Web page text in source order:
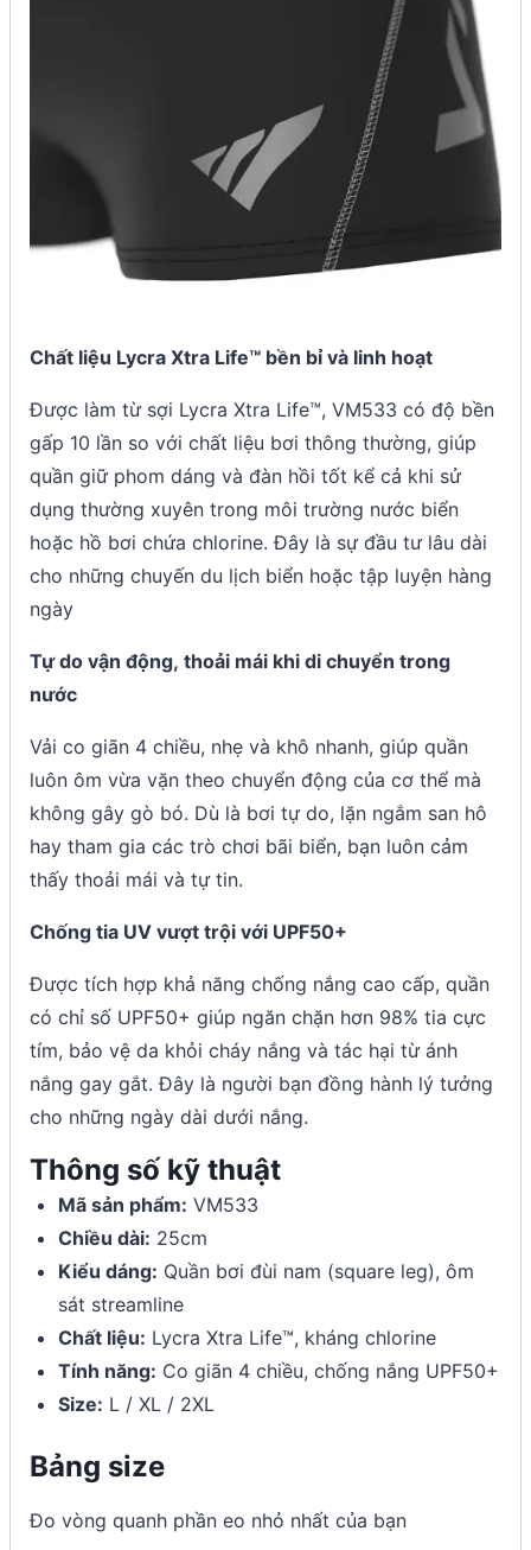
Chất liệu Lycra Xtra Life™ bền bỉ và linh hoạt
Được làm từ sợi Lycra Xtra Life™, VM533 có độ bền
gấp 10 lần so với chất liệu bơi thông thường, giúp
quần giữ phom dáng và đàn hồi tốt kể cả khi sử
dụng thường xuyên trong môi trường nước biển
hoặc hồ bơi chứa chlorine. Đây là sự đầu tư lâu dài
cho những chuyến du lịch biển hoặc tập luyện hàng
ngày
Tự do vận động, thoải mái khi di chuyển trong
nước
Vải co giãn 4 chiều, nhẹ và khô nhanh, giúp quần
luôn ôm vừa vặn theo chuyển động của cơ thể mà
không gây gò bó. Dù là bơi tự do, lặn ngắm san hô
hay tham gia các trò chơi bãi biển, bạn luôn cảm
thấy thoải mái và tự tin.
Chống tia UV vượt trội với UPF50+
Được tích hợp khả năng chống nắng cao cấp, quần
có chỉ số UPF50+ giúp ngăn chặn hơn 98% tia cực
tím, bảo vệ da khỏi cháy nắng và tác hại từ ánh
nắng gay gắt. Đây là người bạn đồng hành lý tưởng
cho những ngày dài dưới nắng.
Thông số kỹ thuật
Mã sản phẩm: VM533
Chiều dài: 25cm
Kiểu dáng: Quần bơi đùi nam (square leg), ôm
sát streamline
Chất liệu: Lycra Xtra Life™, kháng chlorine
Tính năng: Co giãn 4 chiều, chống nắng UPF50+
Size: L / XL / 2XL
Bảng size
Đo vòng quanh phần eo nhỏ nhất của bạn